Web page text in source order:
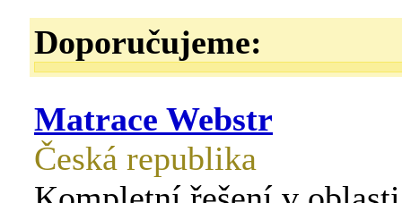
Doporučujeme:
Matrace Webstr
Česká republika